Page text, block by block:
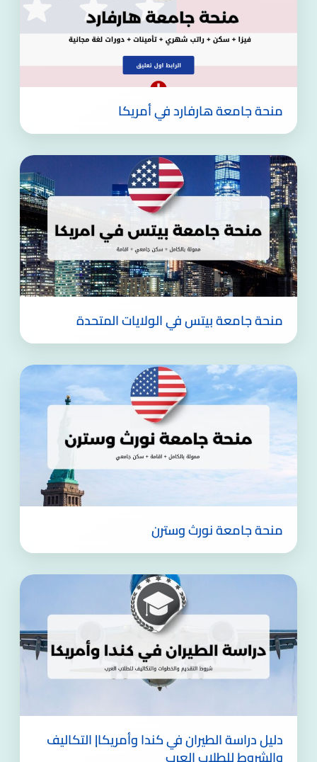
منحة جامعة هارفارد في أمريكا
منحة جامعة بيتس في الولايات المتحدة
منحة جامعة نورث وسترن
دليل دراسة الطيران في كندا وأمريكا| التكاليف
والشروط للطلاب العرب